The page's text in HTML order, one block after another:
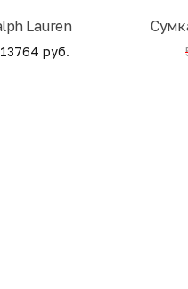
Lauren
13764 руб.